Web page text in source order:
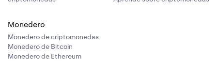
Monedero
Monedero de criptomonedas
Monedero de Bitcoin
Monedero de Ethereum